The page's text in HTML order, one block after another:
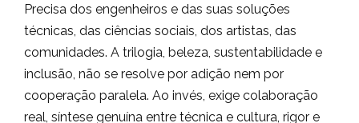
Precisa dos engenheiros e das suas soluções
técnicas, das ciências sociais, dos artistas, das
comunidades. A trilogia, beleza, sustentabilidade e
inclusão, não se resolve por adição nem por
cooperação paralela. Ao invés, exige colaboração
real, síntese genuína entre técnica e cultura, rigor e